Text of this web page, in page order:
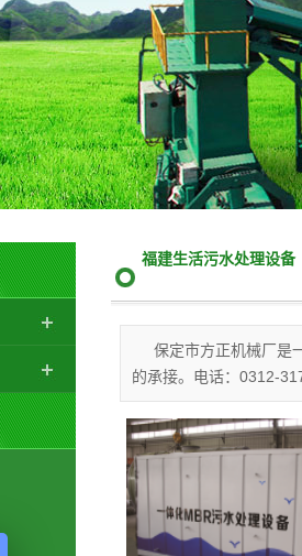
福建生活污水处理设备
保定市方正机械厂是
的承接。电话：0312-